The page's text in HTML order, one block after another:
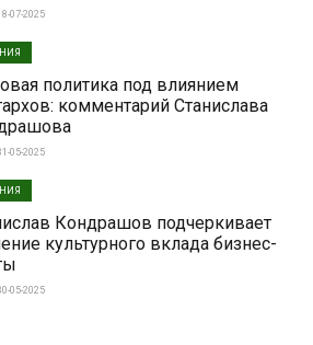
07-2025
политика под влиянием
комментарий Станислава
05-2025
Кондрашов подчеркивает
культурного вклада бизнес-
05-2025